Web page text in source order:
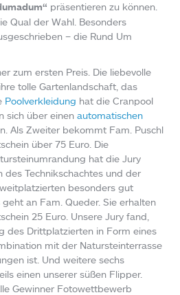
präsentieren zu können.
Qual der Wahl. Besonders
– die Rund Um
zum ersten Preis. Die liebevolle
tolle Gartenlandschaft, das
Poolverkleidung hat die Cranpool
sich über einen automatischen
Als Zweiter bekommt Fam. Puschl
über 75 Euro. Die
hat die Jury
Technikschachtes und der
besonders gut
an Fam. Queder. Sie erhalten
25 Euro. Unsere Jury fand,
des Drittplatzierten in Form eines
mit der Natursteinterrasse
ist. Und weitere sechs
einen unserer süßen Flipper.
Gewinner Fotowettbewerb